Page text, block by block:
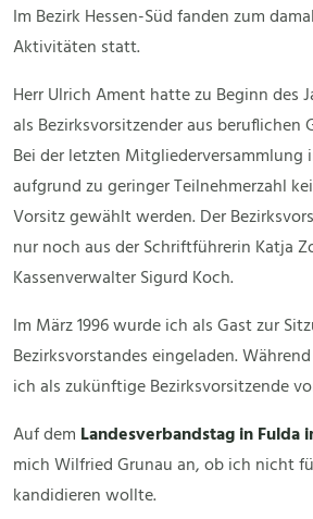
Im Bezirk Hessen-Süd fanden zum
Aktivitäten statt.
Herr Ulrich Ament hatte zu Beginn des
als Bezirksvorsitzender aus beruflichen
Bei der letzten Mitgliederversammlung
aufgrund zu geringer Teilnehmerzahl
Vorsitz gewählt werden. Der
nur noch aus der Schriftführerin Katja
Kassenverwalter Sigurd Koch.
Im März 1996 wurde ich als Gast zur
Bezirksvorstandes eingeladen.
ich als zukünftige Bezirksvorsitzende
Auf dem Landesverbandstag in Fulda
mich Wilfried Grunau an, ob ich nicht
kandidieren wollte.